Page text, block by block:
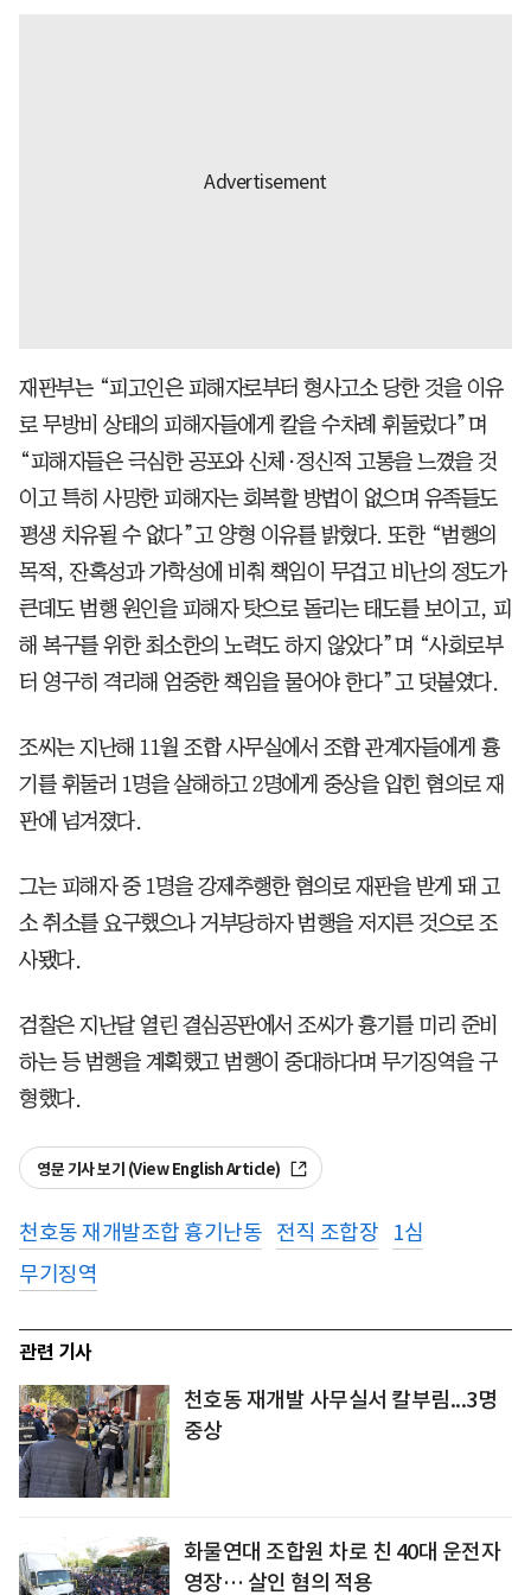
재판부는 “피고인은 피해자로부터 형사고소 당한 것을 이유
로 무방비 상태의 피해자들에게 칼을 수차례 휘둘렀다”며
“피해자들은 극심한 공포와 신체·정신적 고통을 느꼈을 것
이고 특히 사망한 피해자는 회복할 방법이 없으며 유족들도
평생 치유될 수 없다”고 양형 이유를 밝혔다. 또한 “범행의
목적, 잔혹성과 가학성에 비춰 책임이 무겁고 비난의 정도가
큰데도 범행 원인을 피해자 탓으로 돌리는 태도를 보이고, 피
해 복구를 위한 최소한의 노력도 하지 않았다”며 “사회로부
터 영구히 격리해 엄중한 책임을 물어야 한다”고 덧붙였다.
조씨는 지난해 11월 조합 사무실에서 조합 관계자들에게 흉
기를 휘둘러 1명을 살해하고 2명에게 중상을 입힌 혐의로 재
판에 넘겨졌다.
그는 피해자 중 1명을 강제추행한 혐의로 재판을 받게 돼 고
소 취소를 요구했으나 거부당하자 범행을 저지른 것으로 조
사됐다.
검찰은 지난달 열린 결심공판에서 조씨가 흉기를 미리 준비
하는 등 범행을 계획했고 범행이 중대하다며 무기징역을 구
형했다.
영문 기사 보기 (View English Article)
천호동 재개발조합 흉기난동 전직 조합장
1심
무기징역
관련 기사
천호동 재개발 사무실서 칼부림...3명
중상
화물연대 조합원 차로 친 40대 운전자
영장… 살인 혐의 적용